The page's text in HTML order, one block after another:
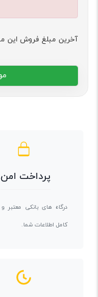
آخرین مبلغ فروش این
پرداخت امن
درگاه های بانکی معتبر
کامل اطلاعات شما.